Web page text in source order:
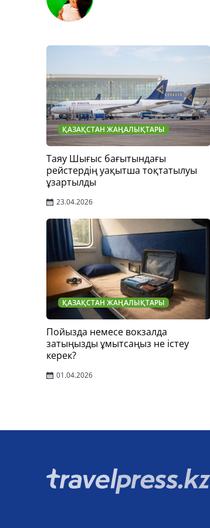
ҚАЗАҚСТАН ЖАҢАЛЫҚТАРЫ
Таяу Шығыс бағытындағы
рейстердің уақытша тоқтатылуы
ұзартылды
23.04.2026
ҚАЗАҚСТАН ЖАҢАЛЫҚТАРЫ
Пойызда немесе вокзалда
затыңызды ұмытсаңыз не істеу
керек?
01.04.2026